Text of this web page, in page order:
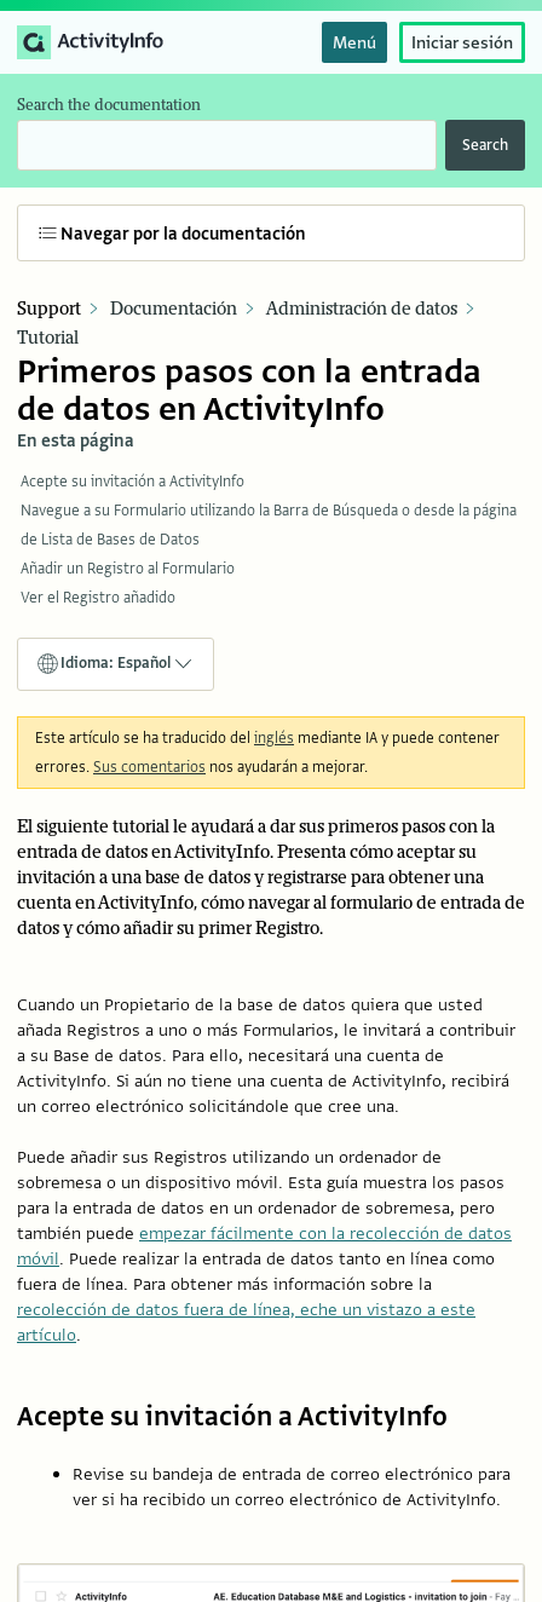
Menú Iniciar sesión
Search the documentation
Search
Navegar por la documentación
Support Documentación
Administración de datos
Tutorial
Primeros pasos con la entrada
de datos en ActivityInfo
En esta página
Acepte su invitación a ActivityInfo
Navegue a su Formulario utilizando la Barra de Búsqueda o desde la página
de Lista de Bases de Datos
Añadir un Registro al Formulario
Ver el Registro añadido
Idioma: Español
Este artículo se ha traducido del inglés mediante IA y puede contener
errores.Sus comentarios nos ayudarán a mejorar.
El siguiente tutorial le ayudará a dar sus primeros pasos con la
entrada de datos en ActivityInfo. Presenta cómo aceptar su
invitación a una base de datos y registrarse para obtener una
cuenta en ActivityInfo, cómo navegar al formulario de entrada de
datos y cómo añadir su primer Registro.
Cuando un Propietario de la base de datos quiera que usted
añada Registros a uno o más Formularios, le invitará a contribuir
a su Base de datos. Para ello, necesitará una cuenta de
ActivityInfo. Si aún no tiene una cuenta de ActivityInfo, recibirá
un correo electrónico solicitándole que cree una.
Puede añadir sus Registros utilizando un ordenador de
sobremesa o un dispositivo móvil. Esta guía muestra los pasos
para la entrada de datos en un ordenador de sobremesa, pero
también puede empezar fácilmente con la recolección de datos
móvil. Puede realizar la entrada de datos tanto en línea como
fuera de línea. Para obtener más información sobre la
recolección de datos fuera de línea, eche un vistazo a este
artículo.
Acepte su invitación a ActivityInfo
Revise su bandeja de entrada de correo electrónico para
ver si ha recibido un correo electrónico de ActivityInfo.